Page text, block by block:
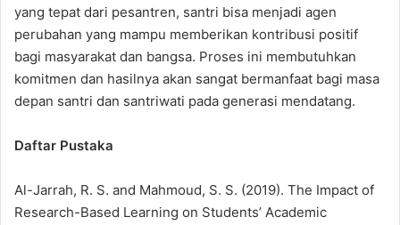
yang tepat dari pesantren, santri bisa menjadi agen
perubahan yang mampu memberikan kontribusi positif
bagi masyarakat dan bangsa. Proses ini membutuhkan
komitmen dan hasilnya akan sangat bermanfaat bagi masa
depan santri dan santriwati pada generasi mendatang.
Daftar Pustaka
Al-Jarrah, R. S. and Mahmoud, S. S. (2019). The Impact of
Research-Based Learning on Students’ Academic